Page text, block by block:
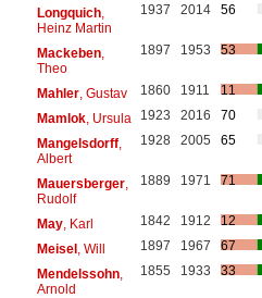
Longquich,
Heinz Martin
1937 2014 56
Mackeben,
Theo
1897 1953 53
Mahler, Gustav 1860 1911
11
Mamlok, Ursula 1923 2016
70
Mangelsdorff,
Albert
1928 2005 65
Mauersberger,
Rudolf
1889 1971 71
May, Karl 1842 1912
12
Meisel, Will 1897 1967
67
Mendelssohn,
Arnold
1855 1933 33